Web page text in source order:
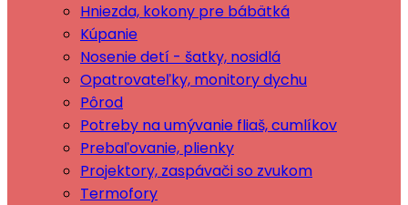
Hniezda, kokony pre bábätká
Kúpanie
Nosenie detí - šatky, nosidlá
Opatrovateľky, monitory dychu
Pôrod
Potreby na umývanie fliaš, cumlíkov
Prebaľovanie, plienky
Projektory, zaspávači so zvukom
Termofory